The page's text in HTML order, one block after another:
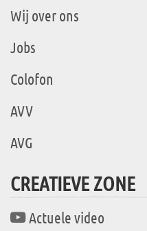
Wij over ons
Jobs
Colofon
AVV
AVG
CREATIEVE ZONE
Actuele video